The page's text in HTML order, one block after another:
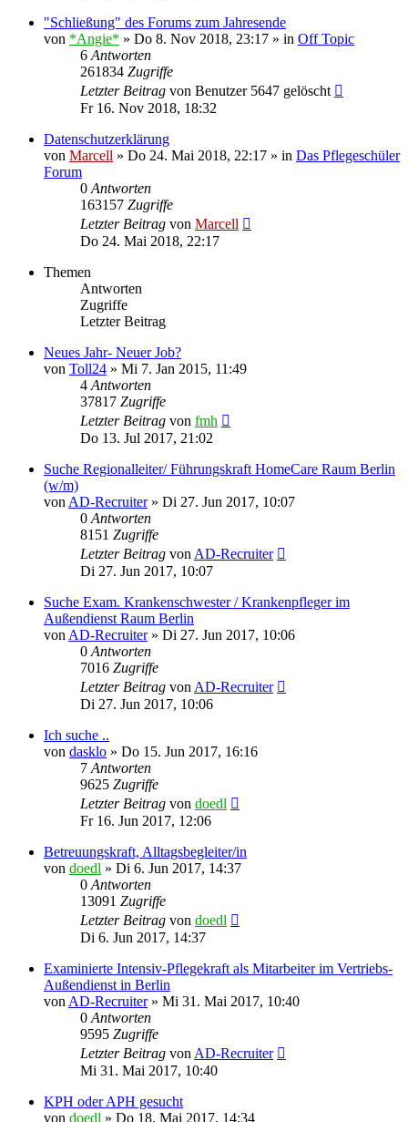
"Schließung" des Forums zum Jahresende
von *Angie* » Do 8. Nov 2018, 23:17 » in Off Topic
6 Antworten
261834 Zugriffe
Letzter Beitrag von Benutzer 5647 gelöscht
Fr 16. Nov 2018, 18:32
Datenschutzerklärung
von Marcell » Do 24. Mai 2018, 22:17 » in Das Pflegeschüler
Forum
0 Antworten
163157 Zugriffe
Letzter Beitrag von Marcell
Do 24. Mai 2018, 22:17
Themen
Antworten
Zugriffe
Letzter Beitrag
Neues Jahr- Neuer Job?
von Toll24 » Mi 7. Jan 2015, 11:49
4 Antworten
37817 Zugriffe
Letzter Beitrag von fmh
Do 13. Jul 2017, 21:02
Suche Regionalleiter/ Führungskraft HomeCare Raum Berlin
(w/m)
von AD-Recruiter» Di 27. Jun 2017, 10:07
0 Antworten
8151 Zugriffe
Letzter Beitrag von AD-Recruiter
Di 27. Jun 2017, 10:07
Suche Exam. Krankenschwester / Krankenpfleger im
Außendienst Raum Berlin
von AD-Recruiter» Di 27. Jun 2017, 10:06
0 Antworten
7016 Zugriffe
Letzter Beitrag von AD-Recruiter
Di 27. Jun 2017, 10:06
Ich suche ..
von dasklo » Do 15. Jun 2017, 16:16
7 Antworten
9625 Zugriffe
Letzter Beitrag von doedl
Fr 16. Jun 2017, 12:06
Betreuungskraft, Alltagsbegleiter/in
von doedl » Di 6. Jun 2017, 14:37
0 Antworten
13091 Zugriffe
Letzter Beitrag von doedl
Di 6. Jun 2017, 14:37
Examinierte Intensiv-Pflegekraft als Mitarbeiter im Vertriebs-
Außendienst in Berlin
von AD-Recruiter» Mi 31. Mai 2017, 10:40
0 Antworten
9595 Zugriffe
Letzter Beitrag von AD-Recruiter
Mi 31. Mai 2017, 10:40
KPH oder APH gesucht
von doedl » Do 18. Mai 2017, 14:34